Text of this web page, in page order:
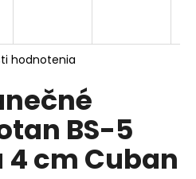
hodnotenia
BS-5
cm Cuban